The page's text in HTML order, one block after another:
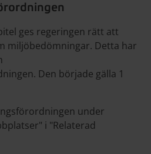
ges regeringen rätt att
miljöbedömningar. Detta har
Den började gälla 1
under
i "Relaterad